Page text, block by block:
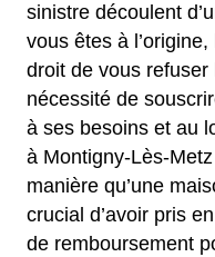
sinistre découlent
vous êtes à
droit de vous refuser
nécessité de
à ses besoins et au
à Montigny-Lès-
manière qu’une
crucial d’avoir pris
de remboursement